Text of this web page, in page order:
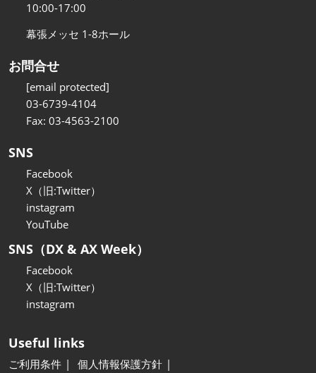
10:00-17:00
幕張メッセ 1-8ホール
お問合せ
[email protected]
03-6739-4104
Fax: 03-4563-2100
SNS
Facebook
X（旧:Twitter）
instagram
YouTube
SNS（DX & AX Week）
Facebook
X（旧:Twitter）
instagram
Useful links
ご利用条件
個人情報保護方針